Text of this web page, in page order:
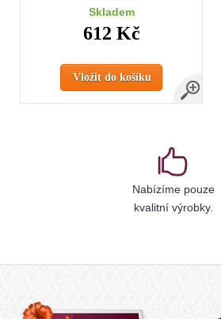
Skladem
612 Kč
Vložit do košíku
Nabízíme pouze
kvalitní výrobky.